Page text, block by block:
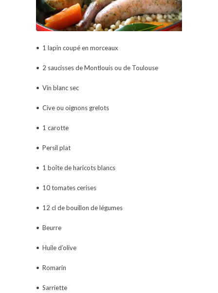
• 1 lapin coupé en morceaux
• 2 saucisses de Montlouis ou de Toulouse
• Vin blanc sec
• Cive ou oignons grelots
• 1 carotte
• Persil plat
• 1 boîte de haricots blancs
• 10 tomates cerises
• 12 cl de bouillon de légumes
• Beurre
• Huile d’olive
• Romarin
• Sarriette